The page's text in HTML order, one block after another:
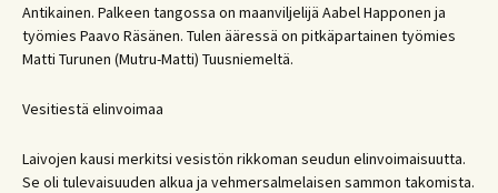
Antikainen. Palkeen tangossa on maanviljelijä Aabel Happonen ja
työmies Paavo Räsänen. Tulen ääressä on pitkäpartainen työmies
Matti Turunen (Mutru-Matti) Tuusniemeltä.
Vesitiestä elinvoimaa
Laivojen kausi merkitsi vesistön rikkoman seudun elinvoimaisuutta.
Se oli tulevaisuuden alkua ja vehmersalmelaisen sammon takomista.